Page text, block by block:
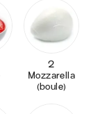
2
Mozzarella
(boule)